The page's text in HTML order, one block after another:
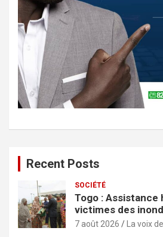
Recent Posts
SOCIÉTÉ
Togo : Assistance
victimes des
7 août 2026 La voix